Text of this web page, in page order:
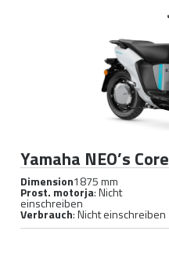
Yamaha NEO’s Core
Dimension1875 mm
Prost. motorja: Nicht
einschreiben
Verbrauch: Nicht einschreiben